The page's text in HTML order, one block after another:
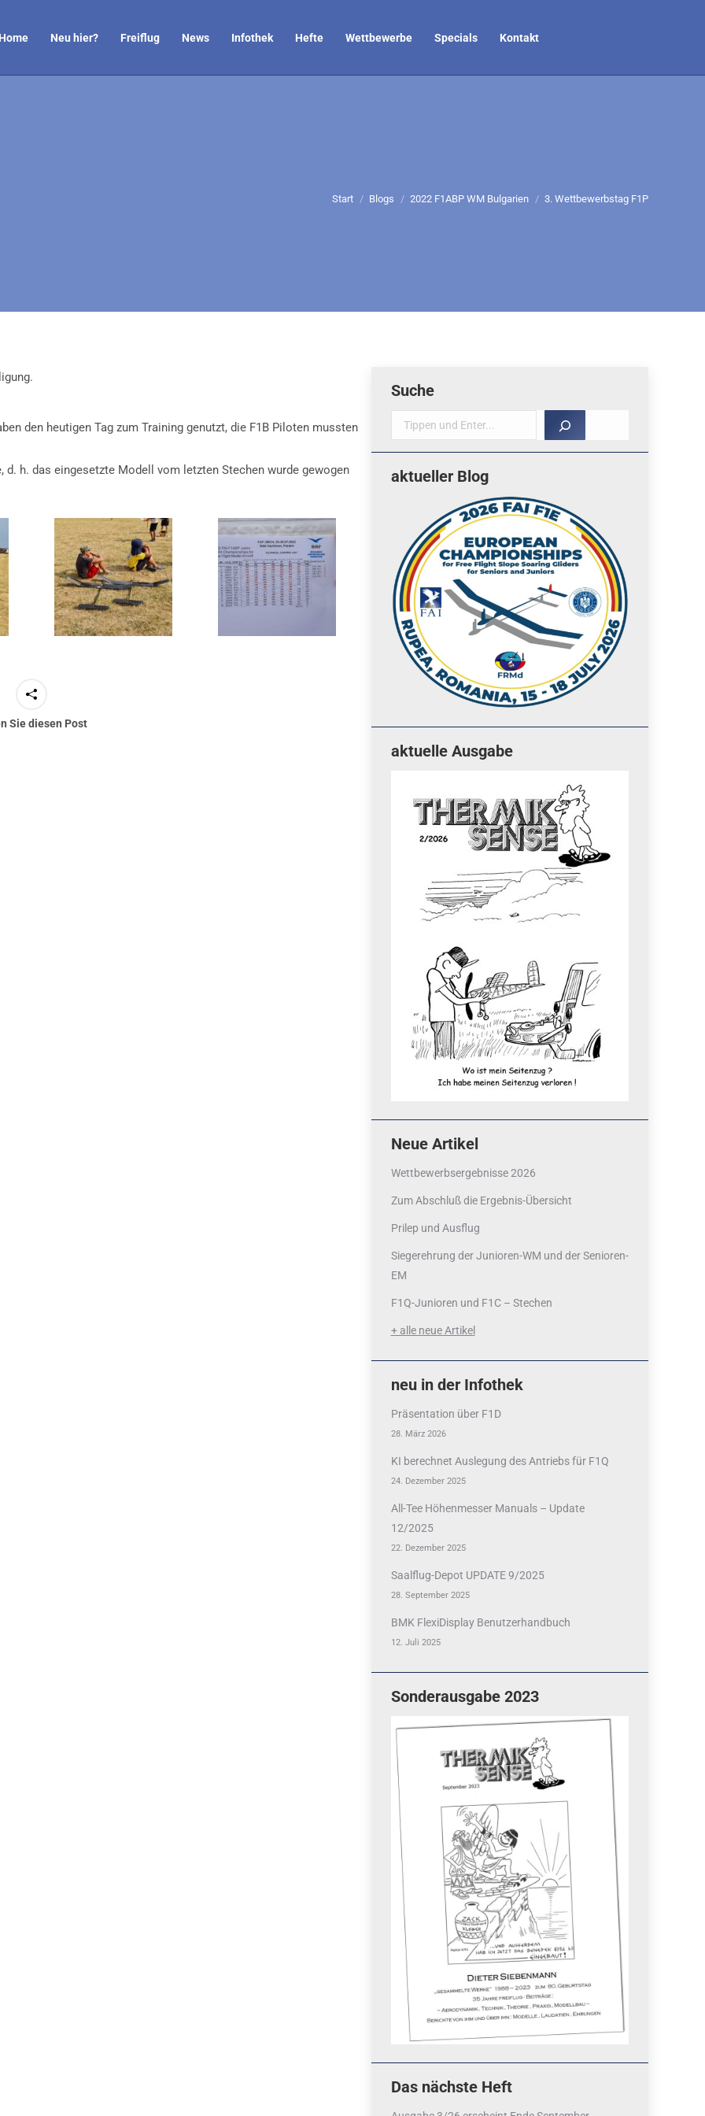
Neu hier? Freiflug News Infothek Hefte Wettbewerbe Specials Kontakt
Sie befinden sich hier:
Start Blogs 2022 F1ABP WM Bulgarien 3. Wettbewerbstag F1P
den heutigen Tag zum Training genutzt, die F1B Piloten mussten
h. das eingesetzte Modell vom letzten Stechen wurde gewogen
Sie diesen Post
Suche
Suche
aktueller Blog
aktuelle Ausgabe
Neue Artikel
Wettbewerbsergebnisse 2026
Zum Abschluß die Ergebnis-Übersicht
Prilep und Ausflug
Siegerehrung der Junioren-WM und der Senioren-
EM
F1Q-Junioren und F1C – Stechen
+ alle neue Artikel
neu in der Infothek
Präsentation über F1D
28. März 2026
KI berechnet Auslegung des Antriebs für F1Q
24. Dezember 2025
All-Tee Höhenmesser Manuals – Update
12/2025
22. Dezember 2025
Saalflug-Depot UPDATE 9/2025
28. September 2025
BMK FlexiDisplay Benutzerhandbuch
12. Juli 2025
Sonderausgabe 2023
Das nächste Heft
Instagram
Quicklinks
News
Termine
Ergebnisse
bezahlen mit / pay by
PayPal
Datenschutzerklärung
Cookie-Richtlinie (EU)